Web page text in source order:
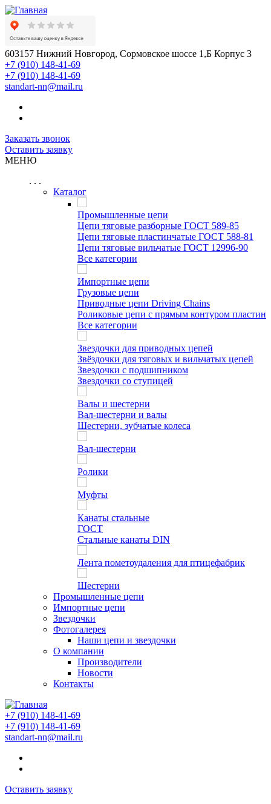
603157 Нижний Новгород, Сормовское шоссе 1,Б Корпус 3
+7 (910) 148-41-69
+7 (910) 148-41-69
standart-nn@mail.ru
Заказать звонок
Оставить заявку
МЕНЮ
. . .
Каталог
Промышленные цепи
Цепи тяговые разборные ГОСТ 589-85
Цепи тяговые пластинчатые ГОСТ 588-81
Цепи тяговые вильчатые ГОСТ 12996-90
Все категории
Импортные цепи
Грузовые цепи
Приводные цепи Driving Chains
Роликовые цепи с прямым контуром пластин
Все категории
Звездочки для приводных цепей
Звёздочки для тяговых и вильчатых цепей
Звездочки с подшипником
Звездочки со ступицей
Валы и шестерни
Вал-шестерни и валы
Шестерни, зубчатые колеса
Вал-шестерни
Ролики
Муфты
Канаты стальные
ГОСТ
Стальные канаты DIN
Лента пометоудаления для птицефабрик
Шестерни
Промышленные цепи
Импортные цепи
Звездочки
Фотогалерея
Наши цепи и звездочки
О компании
Производители
Новости
Контакты
+7 (910) 148-41-69
+7 (910) 148-41-69
standart-nn@mail.ru
Оставить заявку